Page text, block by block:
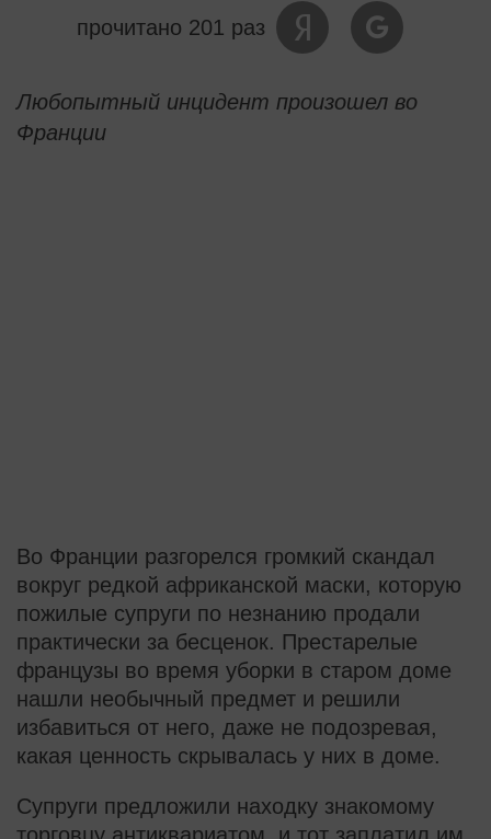
прочитано 201 раз
Любопытный инцидент произошел во
Франции
Во Франции разгорелся громкий скандал
вокруг редкой африканской маски, которую
пожилые супруги по незнанию продали
практически за бесценок. Престарелые
французы во время уборки в старом доме
нашли необычный предмет и решили
избавиться от него, даже не подозревая,
какая ценность скрывалась у них в доме.
Супруги предложили находку знакомому